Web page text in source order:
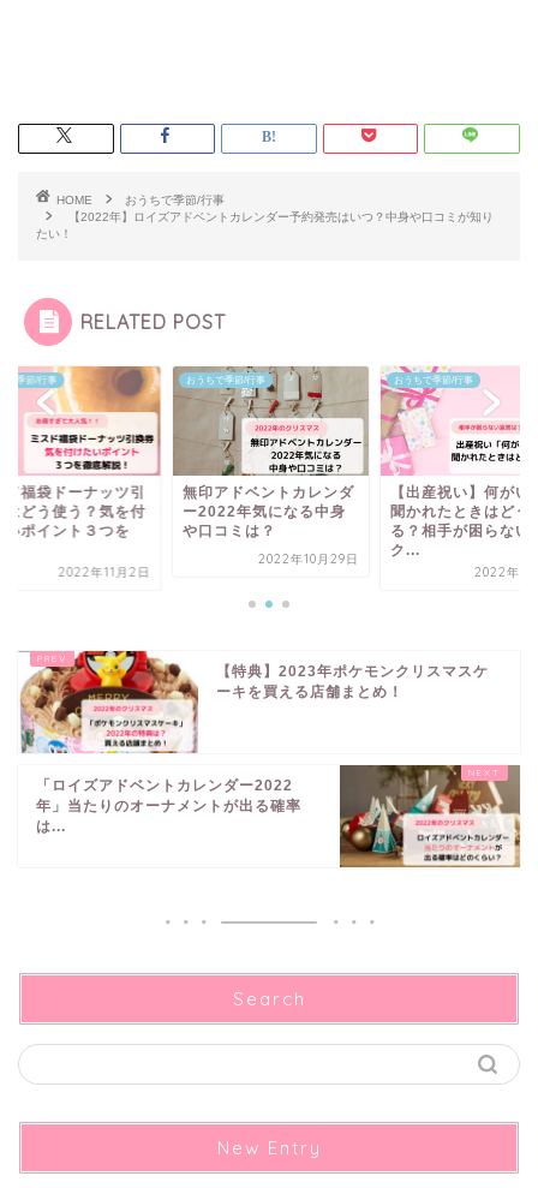
HOME
おうちで季節/行事
【2022年】ロイズアドベントカレンダー予約発売はいつ？中身や口コミが知り
たい！
RELATED POST
で季節/行事
ド福袋ドーナッツ引
はどう使う？気を付
いポイント３つを
2022年11月2日
おうちで季節/行事
無印アドベントカレンダ
ー2022年気になる中身
や口コミは？
2022年10月29日
おうちで季節/行事
【出産祝い】何がい
聞かれたときはどう
る？相手が困らない
ク...
2022年8
【特典】2023年ポケモンクリスマスケ
ーキを買える店舗まとめ！
「ロイズアドベントカレンダー2022
年」当たりのオーナメントが出る確率
は...
Search
New Entry